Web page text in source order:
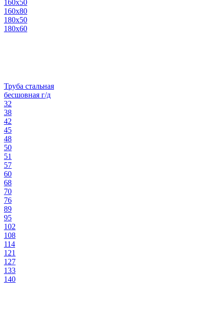
160х50
160х80
180х50
180х60
Труба стальная
бесшовная г/д
32
38
42
45
48
50
51
57
60
68
70
76
89
95
102
108
114
121
127
133
140